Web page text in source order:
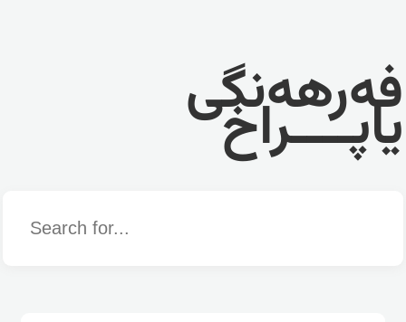
فەرهەنگی
یاپــــراخ
Word